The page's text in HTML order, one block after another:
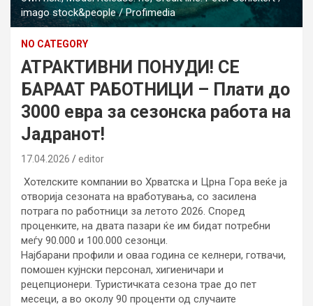
imago stock&people / Profimedia
NO CATEGORY
АТРАКТИВНИ ПОНУДИ! СЕ
БАРААТ РАБОТНИЦИ – Плати до
3000 евра за сезонска работа на
Јадранот!
17.04.2026 editor
Хотелските компании во Хрватска и Црна Гора веќе ја
отворија сезоната на вработувања, со засилена
потрага по работници за летото 2026. Според
проценките, на двaтa пазари ќе им бидат потребни
меѓу 90.000 и 100.000 сезонци.
Најбарани профили и оваа година се келнери, готвачи,
помошен кујнски персонал, хигиеничари и
рецепционери. Туристичката сезона трае до пет
месеци, а во околу 90 проценти од случаите